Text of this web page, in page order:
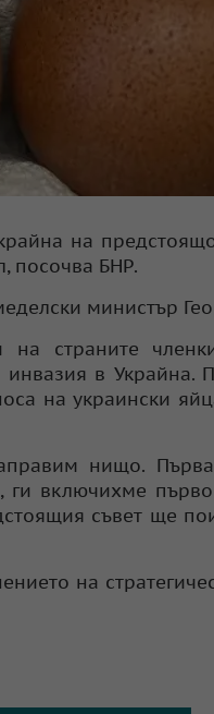
на
посочва БНР.
министър
страните
инвазия в Украйна.
на украински
нищо.
ги включихме
съвет ще
на